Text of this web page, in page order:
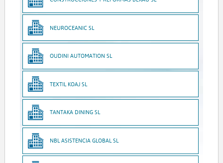
NEUROCEANIC SL
OUDINI AUTOMATION SL
TEXTIL KOAJ SL
TANTAKA DINING SL
NBL ASISTENCIA GLOBAL SL